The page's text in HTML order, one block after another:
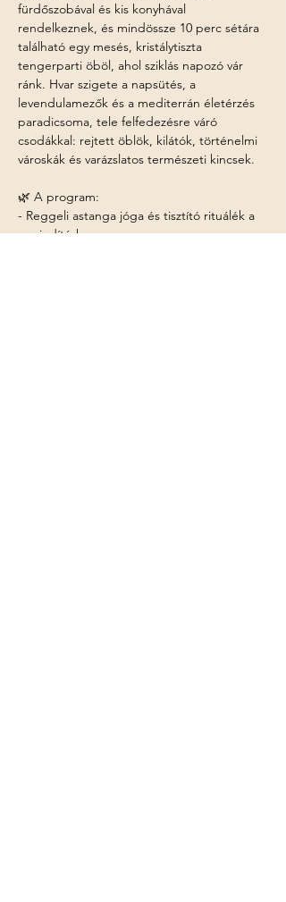
fürdőszobával és kis konyhával
rendelkeznek, és mindössze 10 perc sétára
található egy mesés, kristálytiszta
tengerparti öböl, ahol sziklás napozó vár
ránk. Hvar szigete a napsütés, a
levendulamezők és a mediterrán életérzés
paradicsoma, tele felfedezésre váró
csodákkal: rejtett öblök, kilátók, történelmi
városkák és varázslatos természeti kincsek.
🌿 A program:
- Reggeli astanga jóga és tisztító rituálék a
napindításhoz.